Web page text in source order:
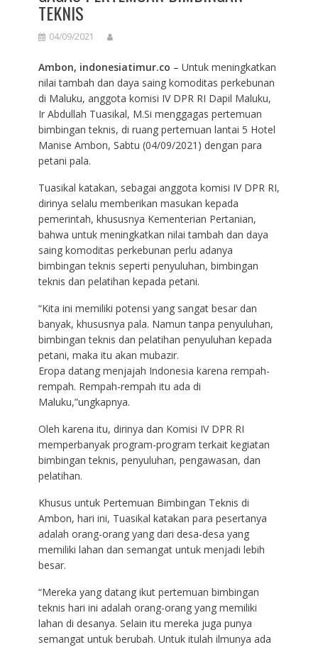
TEKNIS
04/09/2021
Ambon, indonesiatimur.co – Untuk meningkatkan
nilai tambah dan daya saing komoditas perkebunan
di Maluku, anggota komisi IV DPR RI Dapil Maluku,
Ir Abdullah Tuasikal, M.Si menggagas pertemuan
bimbingan teknis, di ruang pertemuan lantai 5 Hotel
Manise Ambon, Sabtu (04/09/2021) dengan para
petani pala.
Tuasikal katakan, sebagai anggota komisi IV DPR RI,
dirinya selalu memberikan masukan kepada
pemerintah, khususnya Kementerian Pertanian,
bahwa untuk meningkatkan nilai tambah dan daya
saing komoditas perkebunan perlu adanya
bimbingan teknis seperti penyuluhan, bimbingan
teknis dan pelatihan kepada petani.
“Kita ini memiliki potensi yang sangat besar dan
banyak, khususnya pala. Namun tanpa penyuluhan,
bimbingan teknis dan pelatihan penyuluhan kepada
petani, maka itu akan mubazir.
Eropa datang menjajah Indonesia karena rempah-
rempah. Rempah-rempah itu ada di
Maluku,”ungkapnya.
Oleh karena itu, dirinya dan Komisi IV DPR RI
memperbanyak program-program terkait kegiatan
bimbingan teknis, penyuluhan, pengawasan, dan
pelatihan.
Khusus untuk Pertemuan Bimbingan Teknis di
Ambon, hari ini, Tuasikal katakan para pesertanya
adalah orang-orang yang dari desa-desa yang
memiliki lahan dan semangat untuk menjadi lebih
besar.
“Mereka yang datang ikut pertemuan bimbingan
teknis hari ini adalah orang-orang yang memiliki
lahan di desanya. Selain itu mereka juga punya
semangat untuk berubah. Untuk itulah ilmunya ada